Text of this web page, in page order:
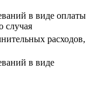
в виде оплаты
случая
расходов,
в виде